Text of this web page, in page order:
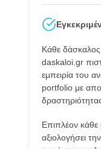
Κάθε
daskaloi.gr
εμπειρία του
portfolio με
Επιπλέον κάθε
αξιολογήσει